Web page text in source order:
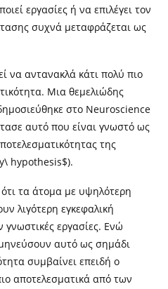
εργασίες ή να επιλέγει τον
συχνά μεταφράζεται ως
να αντανακλά κάτι πολύ πιο
Μια θεμελιώδης
στο Neuroscience
αυτό που είναι γνωστό ως
της
hypothesis$).
τα άτομα με υψηλότερη
λιγότερη εγκεφαλική
γνωστικές εργασίες. Ενώ
αυτό ως σημάδι
συμβαίνει επειδή ο
αποτελεσματικά από των